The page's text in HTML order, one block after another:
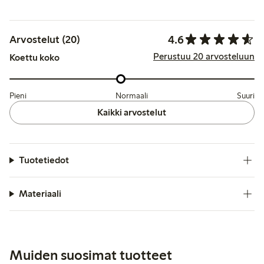
Arvostelut (20) 4.6
Koettu koko Perustuu 20 arvosteluun
Pieni Normaali Suuri
Kaikki arvostelut
Tuotetiedot
Materiaali
Muiden suosimat tuotteet